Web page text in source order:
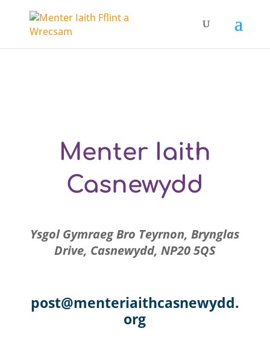
Menter Iaith
Casnewydd
Ysgol Gymraeg Bro Teyrnon, Brynglas
Drive, Casnewydd, NP20 5QS
post@menteriaithcasnewydd.
org